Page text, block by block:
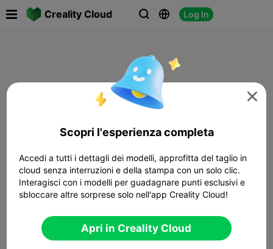
Creality Cloud   Log In

Scopri l'esperienza completa
Accedi a tutti i dettagli dei modelli, approfitta del taglio in
cloud senza interruzioni e della stampa con un solo clic.
Interagisci con i modelli per guadagnare punti esclusivi e
sbloccare altre sorprese solo nell'app Creality Cloud!
Apri in Creality Cloud